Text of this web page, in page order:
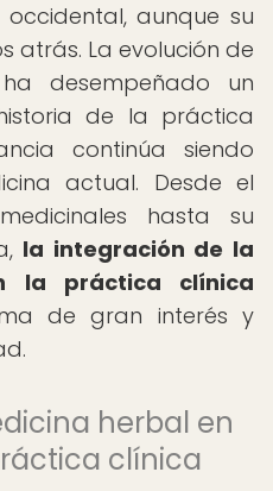
aunque su
atrás. La evolución de
desempeñado un
de la práctica
continúa siendo
actual. Desde el
hasta su
la integración de la
la práctica clínica
de gran interés y
herbal en
clínica